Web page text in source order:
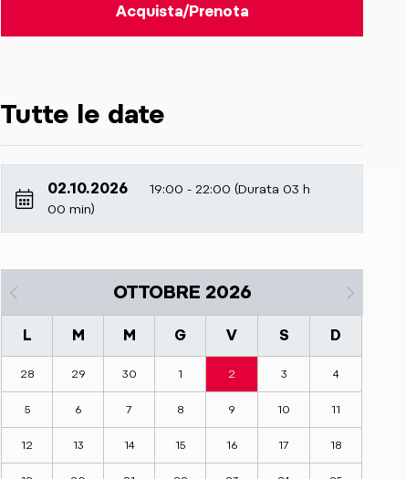
Acquista/Prenota
Tutte le date
02.10.2026
19:00 - 22:00 (Durata 03 h
00 min)
OTTOBRE 2026
L M M G V S D
28 29 30 1 2 3 4
5 6 7 8 9 10 11
12 13 14 15 16 17 18